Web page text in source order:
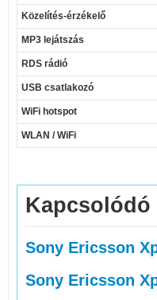
Közelítés-érzékelő
MP3 lejátszás
RDS rádió
USB csatlakozó
WiFi hotspot
WLAN / WiFi
Kapcsolódó
Sony Ericsson
Sony Ericsson